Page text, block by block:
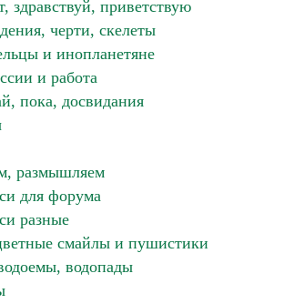
здравствуй, приветствую
черти, скелеты
и инопланетяне
и работа
пока, досвидания
размышляем
для форума
разные
смайлы и пушистики
водопады